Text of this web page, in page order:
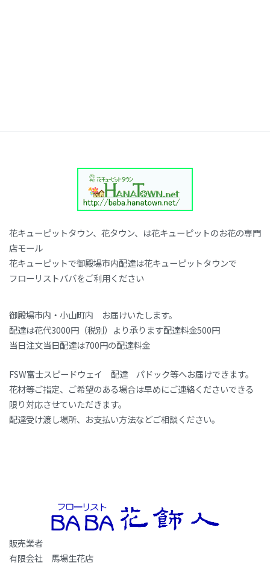
花キューピットタウン、花タウン、は花キューピットのお花の専門
店モール
花キューピットで御殿場市内配達は花キューピットタウンで
フローリストババをご利用ください
御殿場市内・小山町内 お届けいたします。
配達は花代3000円（税別）より承ります配達料金500円
当日注文当日配達は700円の配達料金
FSW富士スピードウェイ 配達 パドック等へお届けできます。
花材等ご指定、ご希望のある場合は早めにご連絡くださいできる
限り対応させていただきます。
配達受け渡し場所、お支払い方法などご相談ください。
販売業者
有限会社 馬場生花店